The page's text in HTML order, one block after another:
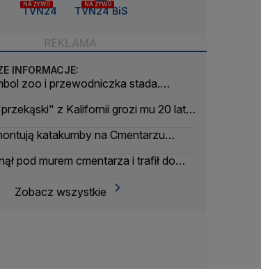
NA ŻYWO
TVN24
NA ŻYWO
TVN24 BiS
INFORMACJE:
zoo i przewodniczka stada.
z Kalifornii grozi mu 20 lat
katakumby na Cmentarzu
pod murem cmentarza i trafił do
Zobacz wszystkie